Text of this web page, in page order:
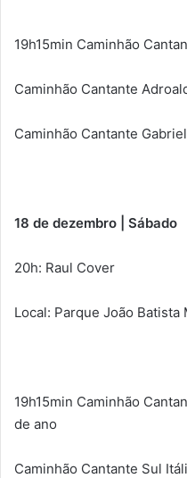
19h15min Caminhão
Caminhão Cantante
Caminhão Cantante
18 de dezembro | Sábado
20h: Raul Cover
Local: Parque João Batista
19h15min Caminhão
de ano
Caminhão Cantante Sul